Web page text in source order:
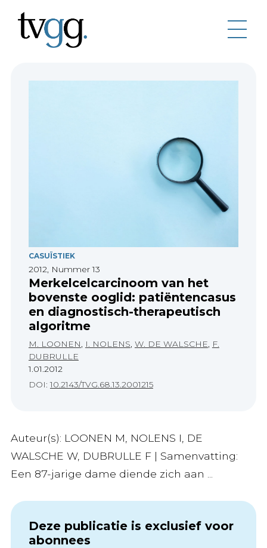
CASUÏSTIEK
2012, Nummer 13
Merkelcelcarcinoom van het
bovenste ooglid: patiëntencasus
en diagnostisch-therapeutisch
algoritme
M. LOONEN, I. NOLENS, W. DE WALSCHE, F.
DUBRULLE
1.01.2012
DOI:10.2143/TVG.68.13.2001215
Auteur(s): LOONEN M, NOLENS I, DE
WALSCHE W, DUBRULLE F | Samenvatting:
Een 87-jarige dame diende zich aan ...
Deze publicatie is exclusief voor
abonnees